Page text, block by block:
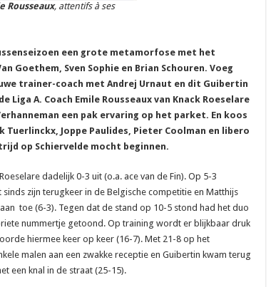
Rousseaux, attentifs à ses
een grote metamorfose met het
Goethem, Sven Sophie en Brian Schouren. Voeg
trainer-coach met Andrej Urnaut en dit Guibertin
Liga A. Coach Emile Rousseaux van Knack Roeselare
een pak ervaring op het parket. En koos
Joppe Paulides, Pieter Coolman en libero
op Schiervelde mocht beginnen.
dadelijk 0-3 uit (o.a. ace van de Fin). Op 5-3
zijn terugkeer in de Belgische competitie en Matthijs
toe (6-3). Tegen dat de stand op 10-5 stond had het duo
nummertje getoond. Op training wordt er blijkbaar druk
hiermee keer op keer (16-7). Met 21-8 op het
malen aan een zwakke receptie en Guibertin kwam terug
een knal in de straat (25-15).